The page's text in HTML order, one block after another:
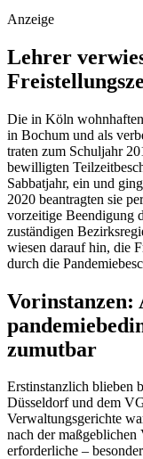
Anzeige
Lehrer
Die in Köln
in Bochum und als
traten zum Schuljahr
bewilligten
Sabbatjahr, ein und
2020 beantragten sie
vorzeitige Beendigung
zuständigen
wiesen darauf hin, die
durch die
Vorinstanzen:
zumutbar
Erstinstanzlich blieben
Düsseldorf und dem
Verwaltungsgerichte
nach der maßgeblichen
erforderliche –